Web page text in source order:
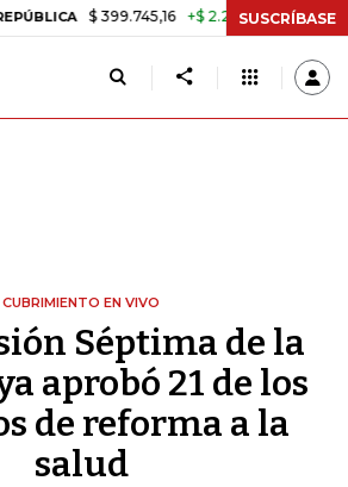
$ 399.745,16 +$ 2.295,71 +0,58% TASA
SUSCRÍBASE
CUBRIMIENTO EN VIVO
Séptima de la
aprobó 21 de los
de reforma a la
salud